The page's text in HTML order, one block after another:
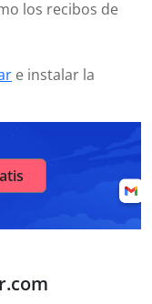
los recibos de
e instalar la